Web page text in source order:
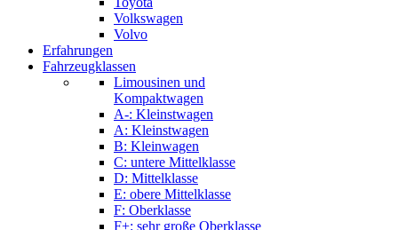
Volkswagen
Volvo
Erfahrungen
Fahrzeugklassen
Limousinen und
Kompaktwagen
A-: Kleinstwagen
A: Kleinstwagen
B: Kleinwagen
C: untere Mittelklasse
D: Mittelklasse
E: obere Mittelklasse
F: Oberklasse
F+: sehr große Oberklasse